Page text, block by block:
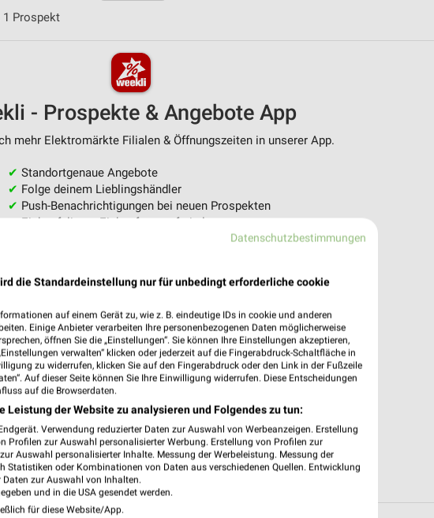
1 Prospekt
- Prospekte & Angebote App
mehr Elektromärkte Filialen & Öffnungszeiten in unserer App.
✔ Standortgenaue Angebote
✔ Folge deinem Lieblingshändler
✔ Push-Benachrichtigungen bei neuen Prospekten
✔Einkaufsliste - Einkauf stressfrei planen
Datenschutzbestimmungen
die Standardeinstellung nur für unbedingt erforderliche cookie
auf einem Gerät zu, wie z. B. eindeutige IDs in cookie und anderen
Einige Anbieter verarbeiten Ihre personenbezogenen Daten möglicherweise
öffnen Sie die „Einstellungen“. Sie können Ihre Einstellungen akzeptieren,
verwalten“ klicken oder jederzeit auf die Fingerabdruck-Schaltfläche in
zu widerrufen, klicken Sie auf den Fingerabdruck oder den Link in der Fußzeile
Auf dieser Seite können Sie Ihre Einwilligung widerrufen. Diese Entscheidungen
auf die Browserdaten.
Leistung der Website zu analysieren und Folgendes zu tun:
Verwendung reduzierter Daten zur Auswahl von Werbeanzeigen. Erstellung
Profilen zur Auswahl personalisierter Werbung. Erstellung von Profilen zur
Auswahl personalisierter Inhalte. Messung der Werbeleistung. Messung der
Statistiken oder Kombinationen von Daten aus verschiedenen Quellen. Entwicklung
zur Auswahl von Inhalten.
und in die USA gesendet werden.
für diese Website/App.